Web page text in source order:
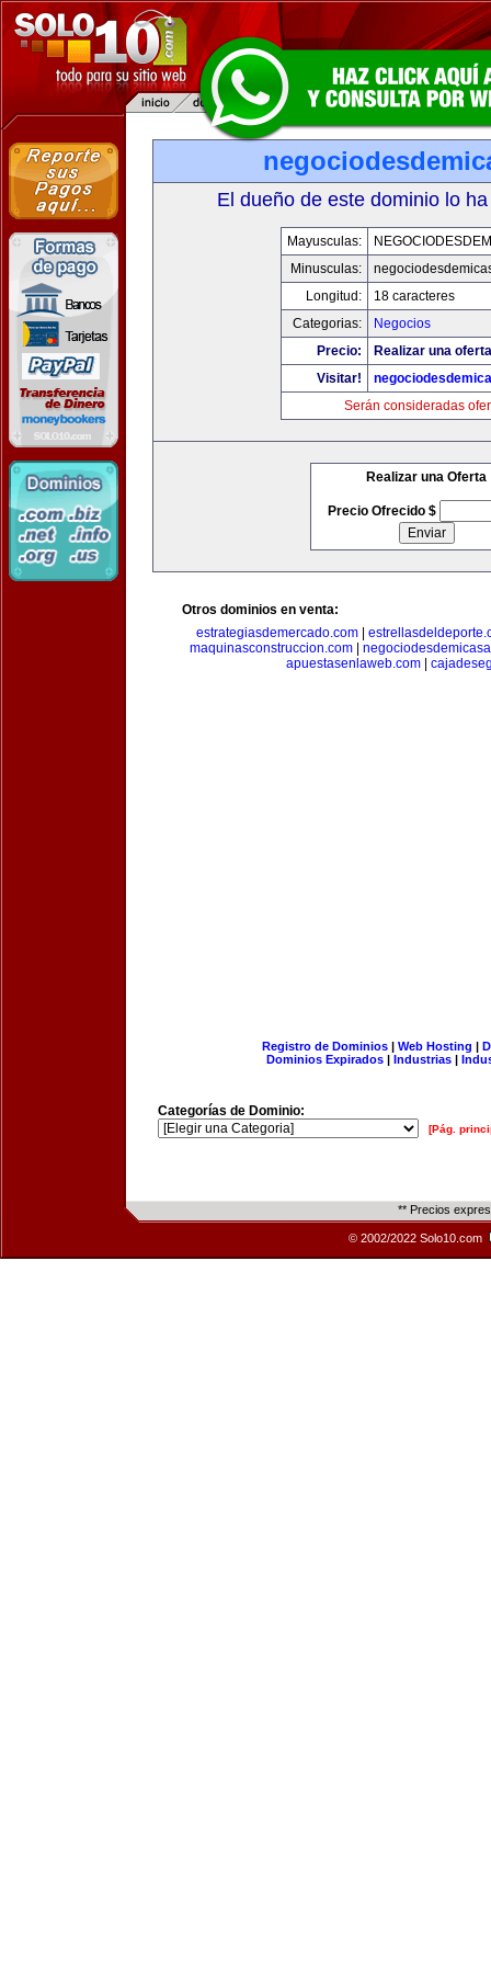
El dueño de este dominio lo
Mayusculas:
Minusculas:
Longitud:
18 caracteres
Categorias:
Negocios
Precio:
Realizar una
Visitar!
Serán consideradas
Realizar una Oferta
Precio Ofrecido $
Otros dominios en venta:
estrategiasdemercado.com|
maquinasconstruccion.com
apuestasenlaweb.com
Registro de Dominios| Web Hosting |
Dominios Expirados | Industrias |
Categorías de Dominio:
[Pág.
** Precios
© 2002/2022 Solo10.com